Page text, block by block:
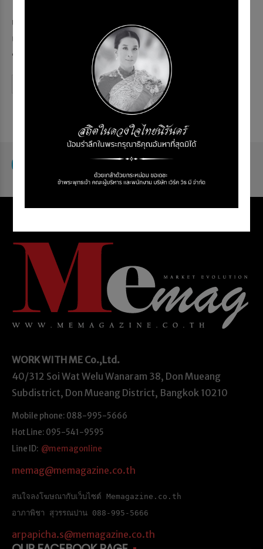
เอไอเอ ประเทศไทย เดินหน้าจัดกิจกรรม โครงการเอไอเอ
แชร์ริ่ง อะ ไลฟ์ (AIA Sharing A Life) หรือวันทำดีร่วมกัน
ของชาวเอไอเอ ต่อเนื่องเป็นปีที่ 12 โดยปีนี้จัดขึ้นภายใ...
Continue reading
WORK WITH ME Co.,Ltd.
40/312 Soi Wat Welu Wanaram 38, Don Mueang
Subdistrict, Don Mueang District, Bangkok 10210
Mobile phone: 088-995-5666
Hot Line: 095-541-9595
Line ID: @memagonline
memag@memagazine.co.th
สนใจลงโฆษณากับเว็บไซต์ Memagazine.co.th
อาภาพิชา สุวรรณปาน 088-995-5666
arpapicha.s@memagazine.co.th